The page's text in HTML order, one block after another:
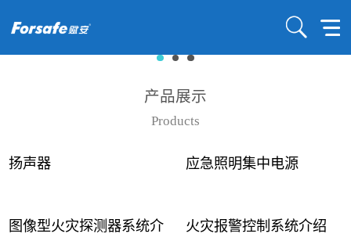
产品展示
Products
扬声器 应急照明集中电源
图像型火灾探测器系统介
火灾报警控制系统介绍